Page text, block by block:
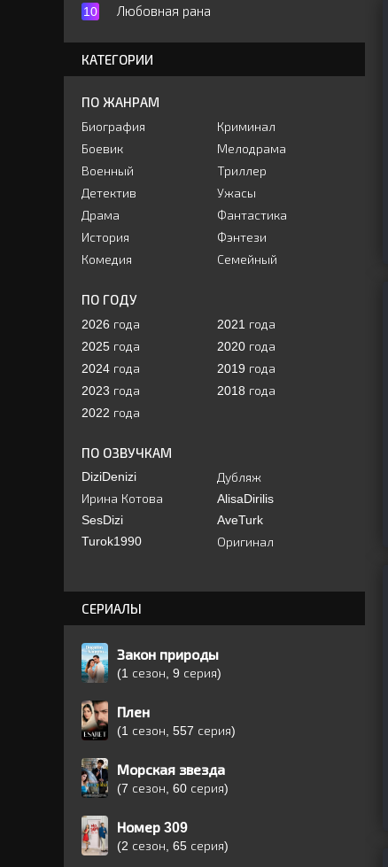
Любовная рана
КАТЕГОРИИ
ПО ЖАНРАМ
Биография
Боевик
Военный
Детектив
Драма
История
Комедия
Криминал
Мелодрама
Триллер
Ужасы
Фантастика
Фэнтези
Семейный
ПО ГОДУ
2026 года
2025 года
2024 года
2023 года
2022 года
2021 года
2020 года
2019 года
2018 года
ПО ОЗВУЧКАМ
DiziDenizi
Ирина Котова
SesDizi
Turok1990
Дубляж
AlisaDirilis
AveTurk
Оригинал
СЕРИАЛЫ
Закон природы
(1 сезон, 9 серия)
Плен
(1 сезон, 557 серия)
Морская звезда
(7 сезон, 60 серия)
Номер 309
(2 сезон, 65 серия)